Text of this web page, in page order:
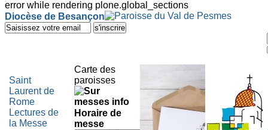
error while rendering plone.global_sections
Outils
personnels
Diocèse de Besançon
Aller
au
à
la
navigation
Saint
Laurent de
Rome
Lectures de
la Messe
Carte des
paroisses
Horaire de
messe